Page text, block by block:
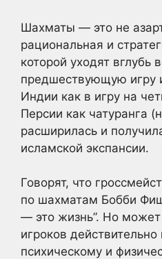
Шахматы — это не
рациональная и
которой уходят вглубь
предшествующую игру
Индии как в игру на
Персии как чатуранга
расширилась и
исламской экспансии.
Говорят, что
по шахматам Бобби
— это жизнь”. Но может
игроков действительно
психическому и